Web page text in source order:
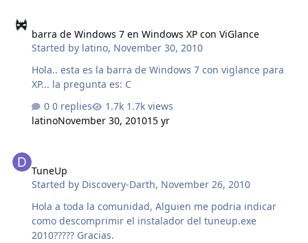
barra de Windows 7 en Windows XP con ViGlance
Started by latino, November 30, 2010
Hola.. esta es la barra de Windows 7 con viglance para
XP... la pregunta es: C
0 replies
1.7k views
latinoNovember 30, 201015 yr
TuneUp
Started by Discovery-Darth, November 26, 2010
Hola a toda la comunidad, Alguien me podria indicar
como descomprimir el instalador del tuneup.exe
2010????? Gracias.